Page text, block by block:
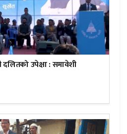
उपेक्षा : समावेशी